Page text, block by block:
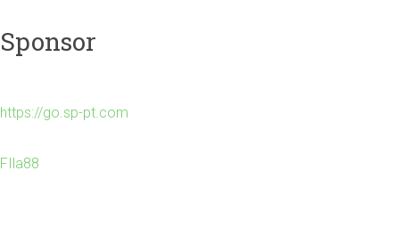
Sponsor
https://go.sp-pt.com
FIla88